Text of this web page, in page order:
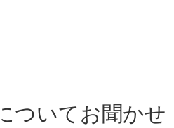
ついてお聞かせ